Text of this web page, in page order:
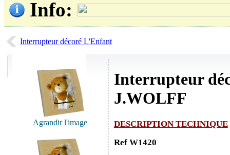
Info:
Interrupteur décoré L'Enfant
Agrandir l'image
Interrupteur
J.WOLFF
DESCRIPTION TECHNIQUE
Ref W1420